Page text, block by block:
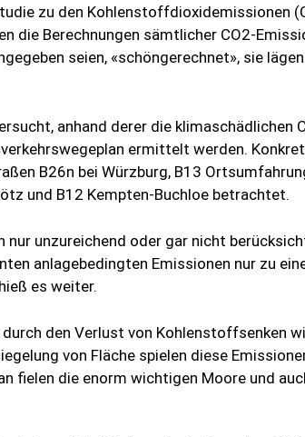
zu den Kohlenstoffdioxidemissionen
die Berechnungen sämtlicher CO2-
seien, «schöngerechnet», sie
anhand derer die klimaschädlichen
ermittelt werden. Konkret
B26n bei Würzburg, B13
und B12 Kempten-Buchloe betrachtet.
nur unzureichend oder gar nicht
anlagebedingten Emissionen nur zu
es weiter.
den Verlust von Kohlenstoffsenken
von Fläche spielen diese
fielen die enorm wichtigen Moore und